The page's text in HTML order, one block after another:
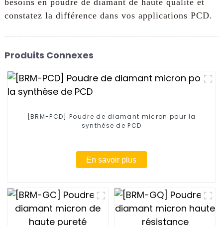
besoins en poudre de diamant de haute qualité et
constatez la différence dans vos applications PCD.
Produits Connexes
[BRM-PCD] Poudre de diamant micron pour la
synthèse de PCD
En savoir plus